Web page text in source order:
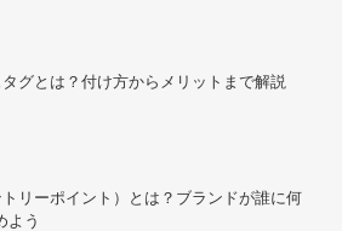
グとは？付け方からメリットまで解説
リーポイント）とは？ブランドが誰に何
よう